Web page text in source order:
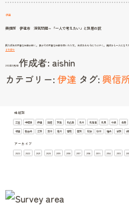
ル
い。
伊達
興信所 伊達市 浮気問題～「一人で考えたい」と別居の訳
例えば夫の不審な行動が続く。 妻がその不審な行動を問いただす。 夫はおもむろにつぶやく。 俺は少し一人にな
きを読む興
達
え
い」
と
居
2012年11月2日作成者: aishin
カテゴリー: 伊達 タグ: 興信
地域別
三笠 中標津 伊達 函館 別海 北広島 北斗 北海道 北見 千歳 名寄
根室 歌志内 江別 深川 滝川 留萌 登別 石狩 砂川 稚内 紋別 網
アーカイブ
2023 2022 2021 2020 2019 2018 2017 2016 2015 2014 2013